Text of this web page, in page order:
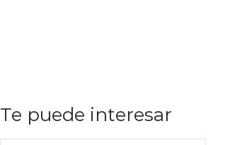
Te puede interesar